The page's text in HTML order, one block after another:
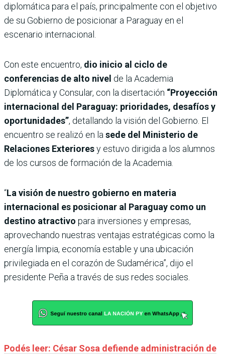
diplomática para el país, principalmente con el objetivo
de su Gobierno de posicionar a Paraguay en el
escenario internacional.
Con este encuentro, dio inicio al ciclo de
conferencias de alto nivel de la Academia
Diplomática y Consular, con la disertación “Proyección
internacional del Paraguay: prioridades, desafíos y
oportunidades”, detallando la visión del Gobierno. El
encuentro se realizó en la sede del Ministerio de
Relaciones Exterioresy estuvo dirigida a los alumnos
de los cursos de formación de la Academia.
“La visión de nuestro gobierno en materia
internacional es posicionar al Paraguay como un
destino atractivo para inversiones y empresas,
aprovechando nuestras ventajas estratégicas como la
energía limpia, economía estable y una ubicación
privilegiada en el corazón de Sudamérica”, dijo el
presidente Peña a través de sus redes sociales.
Podés leer: César Sosa defiende administración de